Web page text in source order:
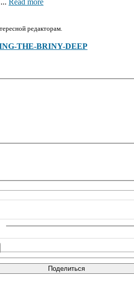
Read more
редакторам.
THE-BRINY-DEEP
Поделиться